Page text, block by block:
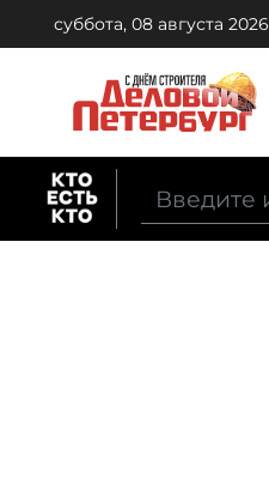
суббота, 08 августа 2026